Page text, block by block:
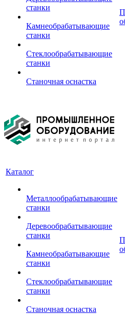
станки
Камнеобрабатывающие
станки
Стеклообрабатывающие
станки
Станочная оснастка
Каталог
Металлообрабатывающие
станки
Деревообрабатывающие
станки
Камнеобрабатывающие
станки
Стеклообрабатывающие
станки
Станочная оснастка